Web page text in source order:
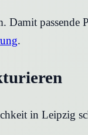
.
in Leipzig